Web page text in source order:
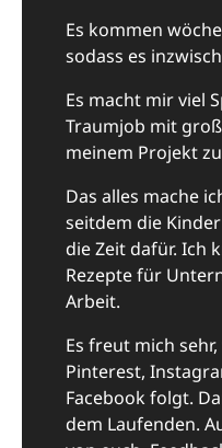
Es kommen
sodass es
Es macht mir viel
Traumjob mit
meinem Projekt
Das alles mache
seitdem die
die Zeit dafür. Ich
Rezepte für
Arbeit.
Es freut mich
Pinterest,
Facebook folgt.
dem Laufenden.